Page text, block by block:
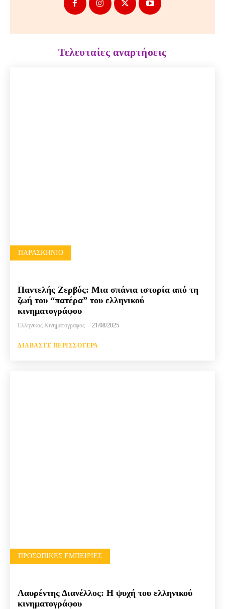
Τελευταίες αναρτήσεις
ΠΑΡΑΣΚΉΝΙΟ
Παντελής Ζερβός: Μια σπάνια ιστορία από τη
ζωή του “πατέρα” του ελληνικού
κινηματογράφου
Ελληνικος Κινηματογραφος - 21/08/2025
ΔΙΑΒΆΣΤΕ ΠΕΡΙΣΣΌΤΕΡΑ
ΠΡΟΣΩΠΙΚΈΣ ΕΜΠΕΙΡΊΕΣ
Λαυρέντης Διανέλλος: Η ψυχή του ελληνικού
κινηματογράφου